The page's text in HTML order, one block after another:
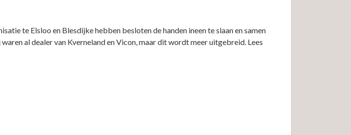
te Elsloo en Blesdijke hebben besloten de handen ineen te slaan en samen
al dealer van Kverneland en Vicon, maar dit wordt meer uitgebreid. Lees